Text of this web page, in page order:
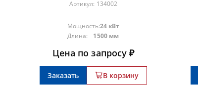
Артикул: 134002
Мощность:24 кВт
Длина:
1500 мм
Цена по запросу ₽
Заказать В корзину